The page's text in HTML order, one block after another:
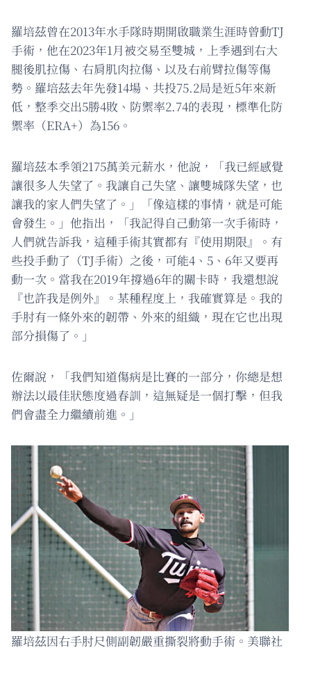
羅培茲曾在2013年水手隊時期開啟職業生涯時曾動TJ
手術，他在2023年1月被交易至雙城，上季遇到右大
腿後肌拉傷、右肩肌肉拉傷、以及右前臂拉傷等傷
勢。羅培茲去年先發14場、共投75.2局是近5年來新
低，整季交出5勝4敗、防禦率2.74的表現，標準化防
禦率（ERA+）為156。
羅培茲本季領2175萬美元薪水，他說，「我已經感覺
讓很多人失望了。我讓自己失望、讓雙城隊失望，也
讓我的家人們失望了。」「像這樣的事情，就是可能
會發生。」他指出，「我記得自己動第一次手術時，
人們就告訴我，這種手術其實都有『使用期限』。有
些投手動了（TJ手術）之後，可能4、5、6年又要再
動一次。當我在2019年撐過6年的關卡時，我還想說
『也許我是例外』。某種程度上，我確實算是。我的
手肘有一條外來的韌帶、外來的組織，現在它也出現
部分損傷了。」
佐爾說，「我們知道傷病是比賽的一部分，你總是想
辦法以最佳狀態度過春訓，這無疑是一個打擊，但我
們會盡全力繼續前進。」
羅培茲因右手肘尺側副韌嚴重撕裂將動手術。美聯社